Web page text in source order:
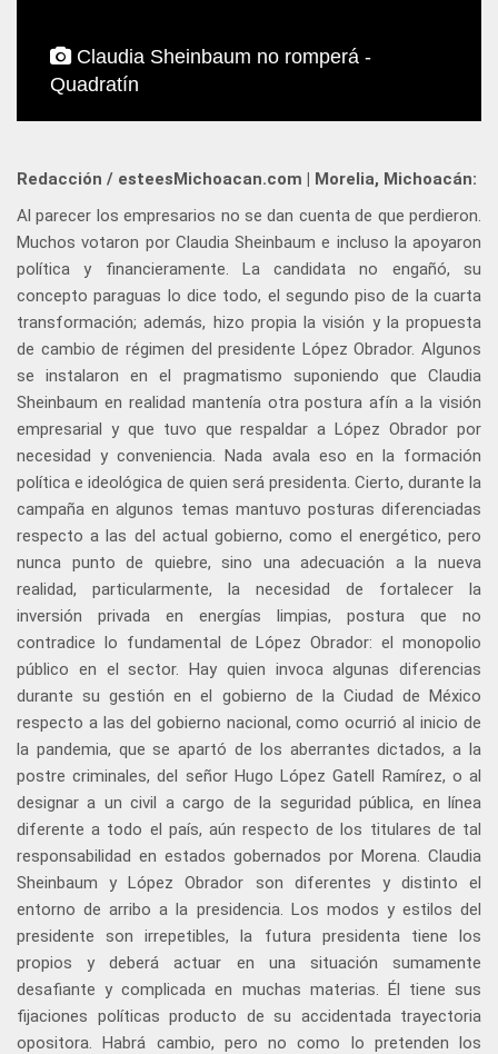
Claudia Sheinbaum no romperá -
Quadratín
Redacción / esteesMichoacan.com | Morelia, Michoacán:
Al parecer los empresarios no se dan cuenta de que perdieron.
Muchos votaron por Claudia Sheinbaum e incluso la apoyaron
política y financieramente. La candidata no engañó, su
concepto paraguas lo dice todo, el segundo piso de la cuarta
transformación; además, hizo propia la visión y la propuesta
de cambio de régimen del presidente López Obrador. Algunos
se instalaron en el pragmatismo suponiendo que Claudia
Sheinbaum en realidad mantenía otra postura afín a la visión
empresarial y que tuvo que respaldar a López Obrador por
necesidad y conveniencia. Nada avala eso en la formación
política e ideológica de quien será presidenta. Cierto, durante la
campaña en algunos temas mantuvo posturas diferenciadas
respecto a las del actual gobierno, como el energético, pero
nunca punto de quiebre, sino una adecuación a la nueva
realidad, particularmente, la necesidad de fortalecer la
inversión privada en energías limpias, postura que no
contradice lo fundamental de López Obrador: el monopolio
público en el sector. Hay quien invoca algunas diferencias
durante su gestión en el gobierno de la Ciudad de México
respecto a las del gobierno nacional, como ocurrió al inicio de
la pandemia, que se apartó de los aberrantes dictados, a la
postre criminales, del señor Hugo López Gatell Ramírez, o al
designar a un civil a cargo de la seguridad pública, en línea
diferente a todo el país, aún respecto de los titulares de tal
responsabilidad en estados gobernados por Morena. Claudia
Sheinbaum y López Obrador son diferentes y distinto el
entorno de arribo a la presidencia. Los modos y estilos del
presidente son irrepetibles, la futura presidenta tiene los
propios y deberá actuar en una situación sumamente
desafiante y complicada en muchas materias. Él tiene sus
fijaciones políticas producto de su accidentada trayectoria
opositora. Habrá cambio, pero no como lo pretenden los